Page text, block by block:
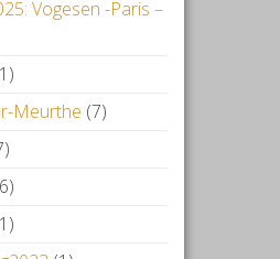
Vogesen -Paris –
Meurthe (7)